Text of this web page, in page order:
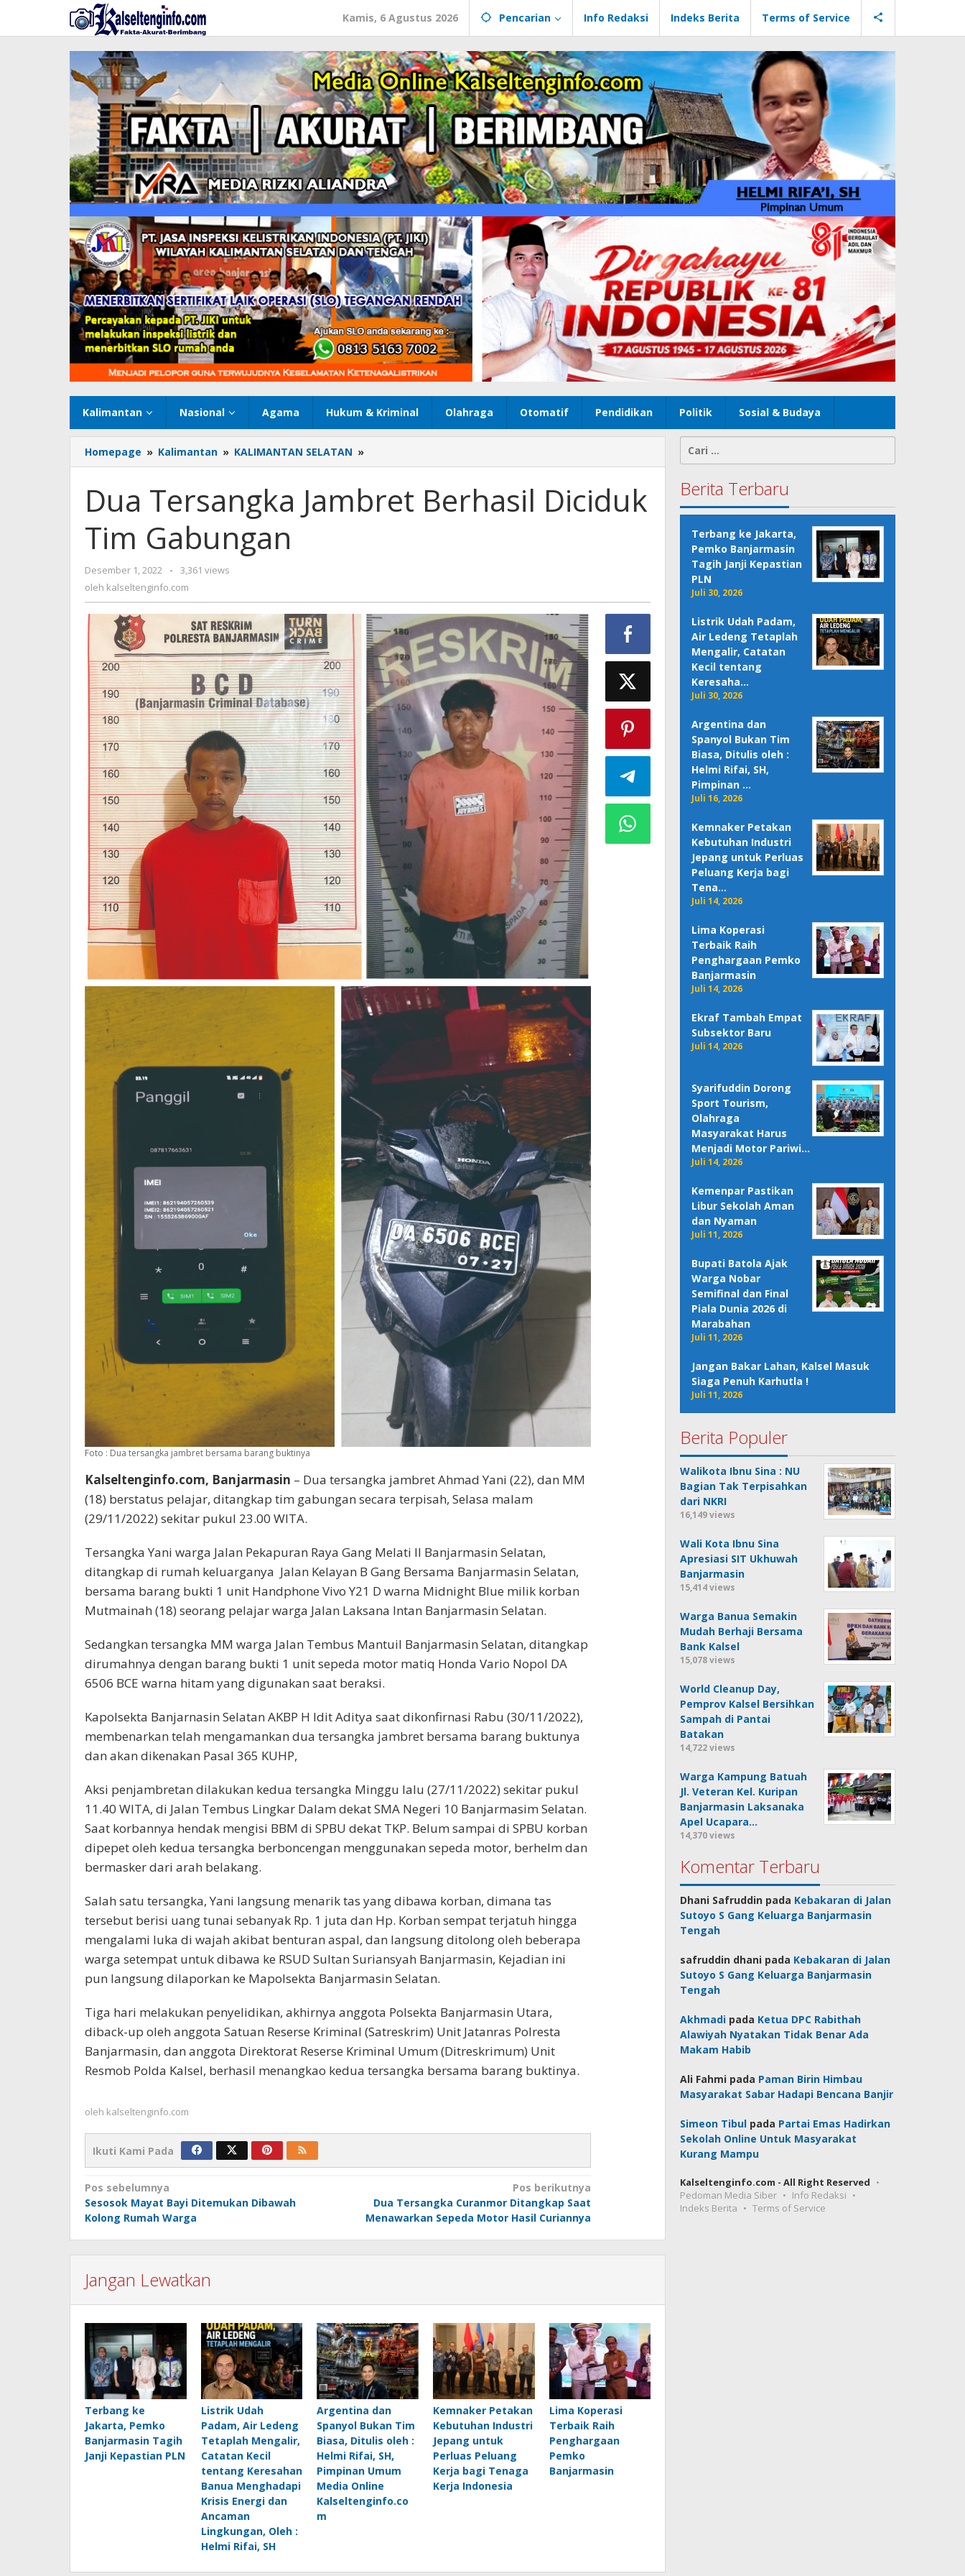
konten
Kamis, 6 Agustus 2026 Pencarian Info Redaksi Indeks Berita Terms of Service
Kalimantan Nasional Agama Hukum & Kriminal Olahraga Otomatif Pendidikan Politik Sosial & Budaya
Homepage » Kalimantan » KALIMANTAN SELATAN »
Tersangka
Berhasil
Diciduk
Dua Tersangka Jambret Berhasil Diciduk
Tim Gabungan
Desember 1, 2022
oleh
kalseltenginfo.com
-
3,361 views
oleh kalseltenginfo.com
Foto : Dua tersangka jambret bersama barang buktinya
Kalseltenginfo.com, Banjarmasin – Dua tersangka jambret Ahmad Yani (22), dan MM
(18) berstatus pelajar, ditangkap tim gabungan secara terpisah, Selasa malam
(29/11/2022) sekitar pukul 23.00 WITA.
Tersangka Yani warga Jalan Pekapuran Raya Gang Melati II Banjarmasin Selatan,
ditangkap di rumah keluarganya Jalan Kelayan B Gang Bersama Banjarmasin Selatan,
bersama barang bukti 1 unit Handphone Vivo Y21 D warna Midnight Blue milik korban
Mutmainah (18) seorang pelajar warga Jalan Laksana Intan Banjarmasin Selatan.
Sedangkan tersangka MM warga Jalan Tembus Mantuil Banjarmasin Selatan, ditangkap
dirumahnya dengan barang bukti 1 unit sepeda motor matiq Honda Vario Nopol DA
6506 BCE warna hitam yang digunakan saat beraksi.
Kapolsekta Banjarnasin Selatan AKBP H Idit Aditya saat dikonfirnasi Rabu (30/11/2022),
membenarkan telah mengamankan dua tersangka jambret bersama barang buktunya
dan akan dikenakan Pasal 365 KUHP,
Aksi penjambretan dilakukan kedua tersangka Minggu lalu (27/11/2022) sekitar pukul
11.40 WITA, di Jalan Tembus Lingkar Dalam dekat SMA Negeri 10 Banjarmasim Selatan.
Saat korbannya hendak mengisi BBM di SPBU dekat TKP. Belum sampai di SPBU korban
dipepet oleh kedua tersangka berboncengan menggunakan sepeda motor, berhelm dan
bermasker dari arah belakang.
Salah satu tersangka, Yani langsung menarik tas yang dibawa korban, dimana tas
tersebut berisi uang tunai sebanyak Rp. 1 juta dan Hp. Korban sempat terjatuh hingga
mengalami luka di wajah akibat benturan aspal, dan langsung ditolong oleh beberapa
warga setempat untuk dibawa ke RSUD Sultan Suriansyah Banjarmasin, Kejadian ini
pun langsung dilaporkan ke Mapolsekta Banjarmasin Selatan.
Tiga hari melakukan penyelidikan, akhirnya anggota Polsekta Banjarmasin Utara,
diback-up oleh anggota Satuan Reserse Kriminal (Satreskrim) Unit Jatanras Polresta
Banjarmasin, dan anggota Direktorat Reserse Kriminal Umum (Ditreskrimum) Unit
Resmob Polda Kalsel, berhasil menangkao kedua tersangka bersama barang buktinya.
oleh kalseltenginfo.com
Ikuti Kami Pada
Navigasi
pos
Pos sebelumnya
Sesosok Mayat Bayi Ditemukan Dibawah
Kolong Rumah Warga
Pos berikutnya
Dua Tersangka Curanmor Ditangkap Saat
Menawarkan Sepeda Motor Hasil Curiannya
Jangan Lewatkan
Terbang ke
Jakarta, Pemko
Banjarmasin Tagih
Janji Kepastian PLN
Listrik Udah
Padam, Air Ledeng
Tetaplah Mengalir,
Catatan Kecil
tentang Keresahan
Banua Menghadapi
Krisis Energi dan
Ancaman
Lingkungan, Oleh :
Helmi Rifai, SH
Argentina dan
Spanyol Bukan Tim
Biasa, Ditulis oleh :
Helmi Rifai, SH,
Pimpinan Umum
Media Online
Kalseltenginfo.co
m
Kemnaker Petakan
Kebutuhan Industri
Jepang untuk
Perluas Peluang
Kerja bagi Tenaga
Kerja Indonesia
Lima Koperasi
Terbaik Raih
Penghargaan
Pemko
Banjarmasin
untuk:
Berita Terbaru
Terbang ke Jakarta,
Pemko Banjarmasin
Tagih Janji Kepastian
PLN
Juli 30, 2026
Listrik Udah Padam,
Air Ledeng Tetaplah
Mengalir, Catatan
Kecil tentang
Keresaha…
Juli 30, 2026
Argentina dan
Spanyol Bukan Tim
Biasa, Ditulis oleh :
Helmi Rifai, SH,
Pimpinan …
Juli 16, 2026
Kemnaker Petakan
Kebutuhan Industri
Jepang untuk Perluas
Peluang Kerja bagi
Tena…
Juli 14, 2026
Lima Koperasi
Terbaik Raih
Penghargaan Pemko
Banjarmasin
Juli 14, 2026
Ekraf Tambah Empat
Subsektor Baru
Juli 14, 2026
Syarifuddin Dorong
Sport Tourism,
Olahraga
Masyarakat Harus
Menjadi Motor Pariwi…
Juli 14, 2026
Kemenpar Pastikan
Libur Sekolah Aman
dan Nyaman
Juli 11, 2026
Bupati Batola Ajak
Warga Nobar
Semifinal dan Final
Piala Dunia 2026 di
Marabahan
Juli 11, 2026
Jangan Bakar Lahan, Kalsel Masuk
Siaga Penuh Karhutla !
Juli 11, 2026
Berita Populer
Walikota Ibnu Sina : NU
Bagian Tak Terpisahkan
dari NKRI
16,149 views
Wali Kota Ibnu Sina
Apresiasi SIT Ukhuwah
Banjarmasin
15,414 views
Warga Banua Semakin
Mudah Berhaji Bersama
Bank Kalsel
15,078 views
World Cleanup Day,
Pemprov Kalsel Bersihkan
Sampah di Pantai
Batakan
14,722 views
Warga Kampung Batuah
Jl. Veteran Kel. Kuripan
Banjarmasin Laksanaka
Apel Ucapara…
14,370 views
Komentar Terbaru
Dhani Safruddin pada Kebakaran di Jalan
Sutoyo S Gang Keluarga Banjarmasin
Tengah
safruddin dhani pada Kebakaran di Jalan
Sutoyo S Gang Keluarga Banjarmasin
Tengah
Akhmadi pada Ketua DPC Rabithah
Alawiyah Nyatakan Tidak Benar Ada
Makam Habib
Ali Fahmi pada Paman Birin Himbau
Masyarakat Sabar Hadapi Bencana Banjir
Simeon Tibul pada Partai Emas Hadirkan
Sekolah Online Untuk Masyarakat
Kurang Mampu
Kalseltenginfo.com - All Right Reserved
Pedoman Media Siber
Info Redaksi
Indeks Berita
Terms of Service